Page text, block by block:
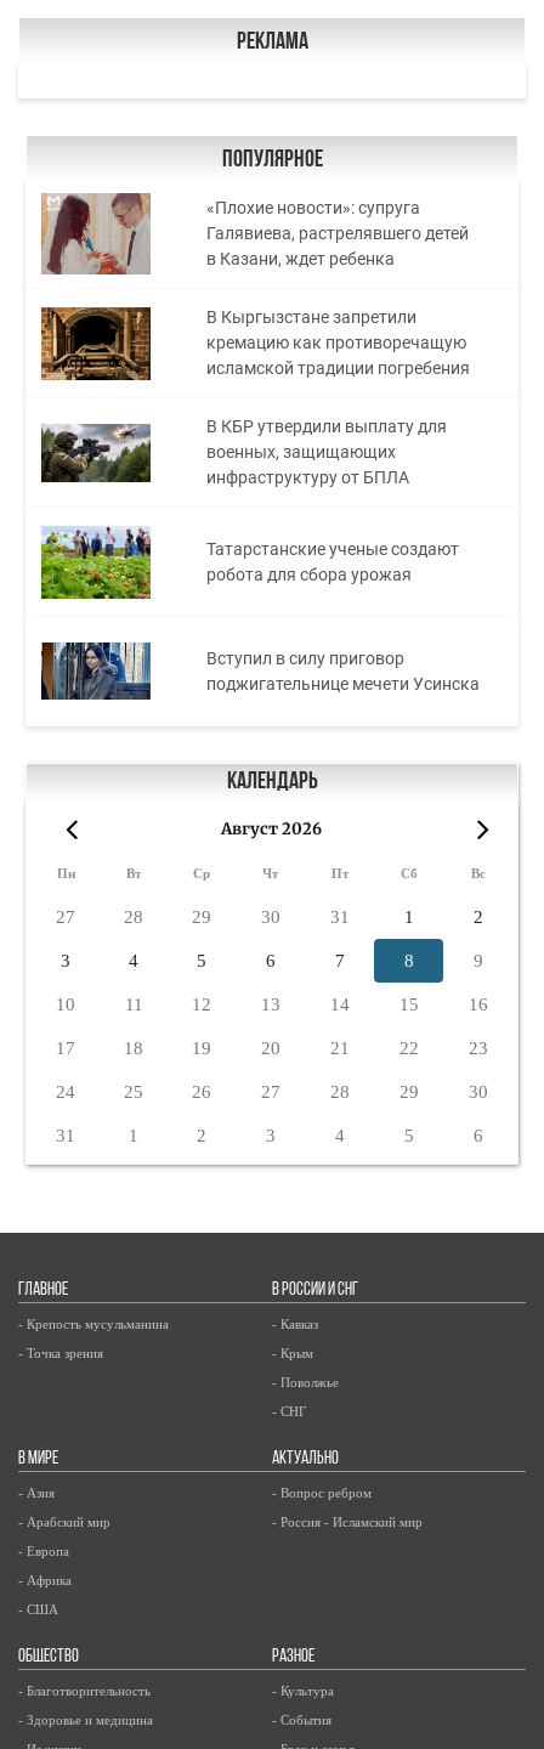
Реклама
Популярное
«Плохие новости»: супруга
Галявиева, растрелявшего детей
в Казани, ждет ребенка
В Кыргызстане запретили
кремацию как противоречащую
исламской традиции погребения
В КБР утвердили выплату для
военных, защищающих
инфраструктуру от БПЛА
Татарстанские ученые создают
робота для сбора урожая
Вступил в силу приговор
поджигательнице мечети Усинска
Календарь
Август 2026
Пн Вт Ср Чт Пт Сб Вс
27 28 29 30 31 1 2
3 4 5 6 7 8 9
10 11 12 13 14 15 16
17 18 19 20 21 22 23
24 25 26 27 28 29 30
31 1 2 3 4 5 6
ГЛАВНОЕ
- Крепость мусульманина
- Точка зрения
В РОССИИ И СНГ
- Кавказ
- Крым
- Поволжье
- СНГ
В МИРЕ
- Азия
- Арабский мир
- Европа
- Африка
- США
АКТУАЛЬНО
- Вопрос ребром
- Россия - Исламский мир
ОБЩЕСТВО
- Благотворительность
- Здоровье и медицина
РАЗНОЕ
- Культура
- События